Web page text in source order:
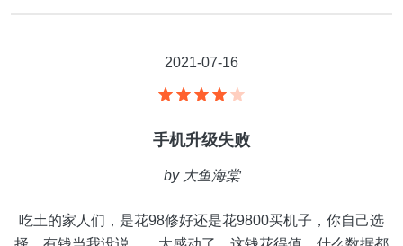
2021-07-16
手机升级失败
by 大鱼海棠
吃土的家人们，是花98修好还是花9800买机子，你自己选